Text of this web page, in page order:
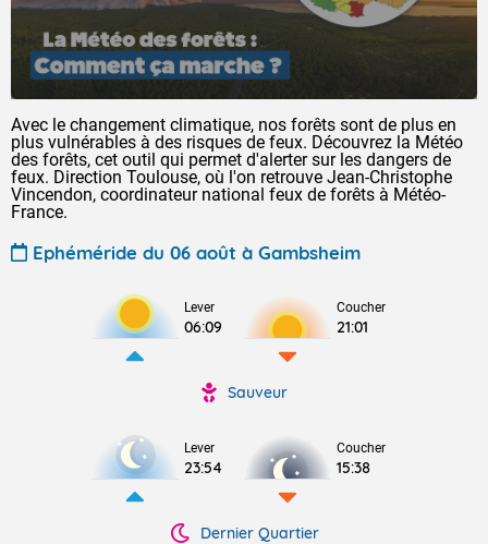
Avec le changement climatique, nos forêts sont de plus en
plus vulnérables à des risques de feux. Découvrez la Météo
des forêts, cet outil qui permet d'alerter sur les dangers de
feux. Direction Toulouse, où l'on retrouve Jean-Christophe
Vincendon, coordinateur national feux de forêts à Météo-
France.
Ephéméride du 06 août à Gambsheim
Lever
06:09
Coucher
21:01
Sauveur
Lever
23:54
Coucher
15:38
Dernier Quartier